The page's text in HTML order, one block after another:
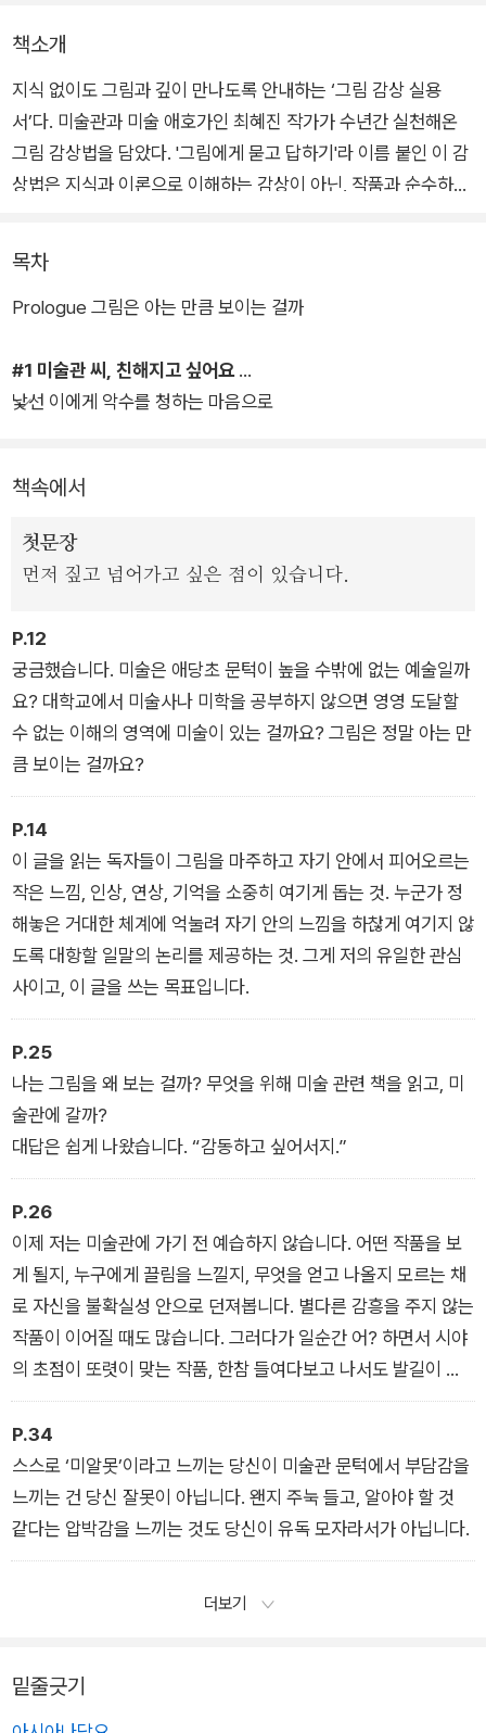
책소개
지식 없이도 그림과 깊이 만나도록 안내하는 ‘그림 감상 실용
서’다. 미술관과 미술 애호가인 최혜진 작가가 수년간 실천해온
그림 감상법을 담았다. '그림에게 묻고 답하기'라 이름 붙인 이 감
상법은 지식과 이론으로 이해하는 감상이 아닌, 작품과 순수하게
해야 할지 막막했던 이들에게 든든한 감상 노하우를 제공할 것이
다.
목차
Prologue 그림은 아는 만큼 보이는 걸까
#1 미술관 씨, 친해지고 싶어요
낯선 이에게 악수를 청하는 마음으로
책속에서
첫문장
먼저 짚고 넘어가고 싶은 점이 있습니다.
P.12
궁금했습니다. 미술은 애당초 문턱이 높을 수밖에 없는 예술일까
요? 대학교에서 미술사나 미학을 공부하지 않으면 영영 도달할
수 없는 이해의 영역에 미술이 있는 걸까요? 그림은 정말 아는 만
큼 보이는 걸까요?
P.14
이 글을 읽는 독자들이 그림을 마주하고 자기 안에서 피어오르는
작은 느낌, 인상, 연상, 기억을 소중히 여기게 돕는 것. 누군가 정
해놓은 거대한 체계에 억눌려 자기 안의 느낌을 하찮게 여기지 않
도록 대항할 일말의 논리를 제공하는 것. 그게 저의 유일한 관심
사이고, 이 글을 쓰는 목표입니다.
P.25
나는 그림을 왜 보는 걸까? 무엇을 위해 미술 관련 책을 읽고, 미
술관에 갈까?
대답은 쉽게 나왔습니다. “감동하고 싶어서지.”
P.26
이제 저는 미술관에 가기 전 예습하지 않습니다. 어떤 작품을 보
게 될지, 누구에게 끌림을 느낄지, 무엇을 얻고 나올지 모르는 채
로 자신을 불확실성 안으로 던져봅니다. 별다른 감흥을 주지 않는
작품이 이어질 때도 많습니다. 그러다가 일순간 어? 하면서 시야
의 초점이 또렷이 맞는 작품, 한참 들여다보고 나서도 발길이 잘
떨어지지 않는 작품, 지나치고 나서도 어쩐지 눈길이 자꾸만 가서
뒤돌아보고 싶어지는 작품과 만납니다.
P.34
스스로 ‘미알못’이라고 느끼는 당신이 미술관 문턱에서 부담감을
느끼는 건 당신 잘못이 아닙니다. 왠지 주눅 들고, 알아야 할 것
같다는 압박감을 느끼는 것도 당신이 유독 모자라서가 아닙니다.
더보기
밑줄긋기